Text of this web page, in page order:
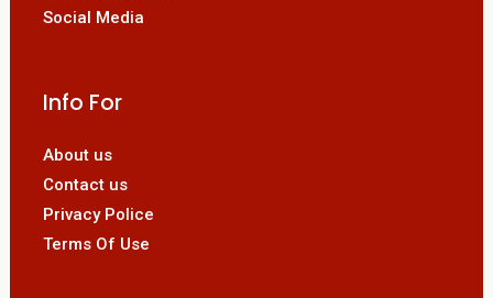
Social Media
Info For
About us
Contact us
Privacy Police
Terms Of Use